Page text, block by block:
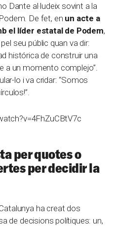
Dante al·ludeix sovint a la
De fet, en un acte a
el líder estatal de Podem,
seu públic quan va dir:
histórica de construir una
a un momento complejo”.
lo i va cridar: “Somos
per quotes o
per decidir la
ha creat dos
de decisions polítiques: un,